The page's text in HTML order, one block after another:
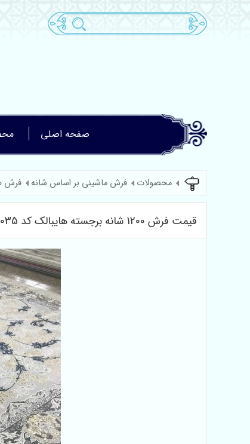
صفحه اصلی
محصولات فرش ماشینی بر اساس شانه فرش 1200 شانه گل برجسته
قیمت فرش 1200 شانه برجسته هایبالک کد 1035